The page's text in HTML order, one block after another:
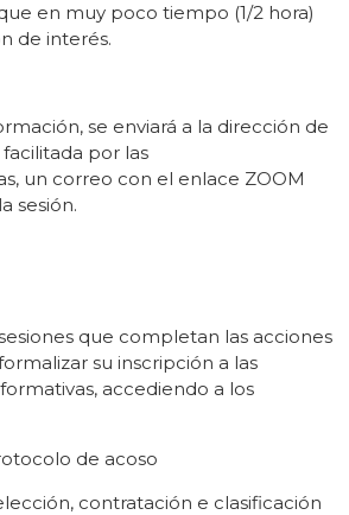
en muy poco tiempo (1/2 hora)
de interés.
se enviará a la dirección de
por las
un correo con el enlace ZOOM
sesión.
que completan las acciones
su inscripción a las
accediendo a los
de acoso
contratación e clasificación